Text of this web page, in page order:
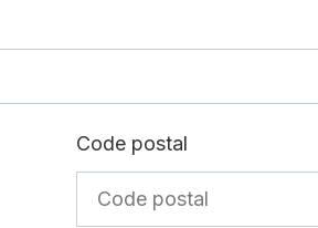
Code postal